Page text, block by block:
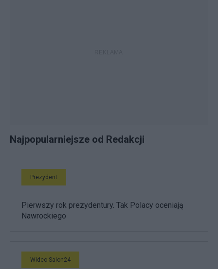
Najpopularniejsze od Redakcji
Prezydent
Pierwszy rok prezydentury. Tak Polacy oceniają
Nawrockiego
Wideo Salon24